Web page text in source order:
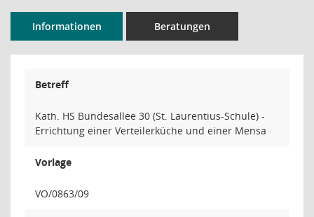
Informationen Beratungen
Betreff
Kath. HS Bundesallee 30 (St. Laurentius-Schule) -
Errichtung einer Verteilerküche und einer Mensa
Vorlage
VO/0863/09